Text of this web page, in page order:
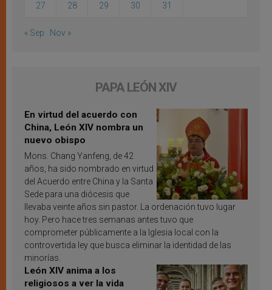
27 28 29 30 31
« Sep Nov »
PAPA LEÓN XIV
En virtud del acuerdo con
China, León XIV nombra un
nuevo obispo
Mons. Chang Yanfeng, de 42
años, ha sido nombrado en virtud
del Acuerdo entre China y la Santa
Sede para una diócesis que
llevaba veinte años sin pastor. La ordenación tuvo lugar
hoy. Pero hace tres semanas antes tuvo que
comprometer públicamente a la Iglesia local con la
controvertida ley que busca eliminar la identidad de las
minorías.
León XIV anima a los
religiosos a ver la vida